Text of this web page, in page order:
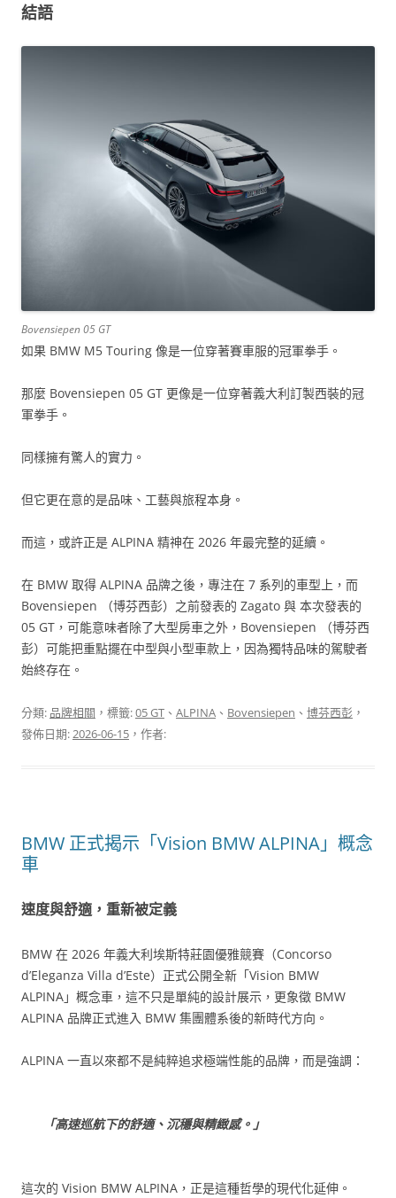
結語
Bovensiepen 05 GT
如果 BMW M5 Touring 像是一位穿著賽車服的冠軍拳手。
那麼 Bovensiepen 05 GT 更像是一位穿著義大利訂製西裝的冠
軍拳手。
同樣擁有驚人的實力。
但它更在意的是品味、工藝與旅程本身。
而這，或許正是 ALPINA 精神在 2026 年最完整的延續。
在 BMW 取得 ALPINA 品牌之後，專注在 7 系列的車型上，而
Bovensiepen （博芬西彭）之前發表的 Zagato 與 本次發表的
05 GT，可能意味者除了大型房車之外，Bovensiepen （博芬西
彭）可能把重點擺在中型與小型車款上，因為獨特品味的駕駛者
始終存在。
分類: 品牌相關 ，標籤:05 GT 、 ALPINA 、 Bovensiepen 、 博芬西彭 ，
發佈日期:2026-06-15 ，作者:
BMW 正式揭示「Vision BMW ALPINA」概念
車
速度與舒適，重新被定義
BMW 在 2026 年義大利埃斯特莊園優雅競賽（Concorso
d’Eleganza Villa d’Este）正式公開全新「Vision BMW
ALPINA」概念車，這不只是單純的設計展示，更象徵 BMW
ALPINA 品牌正式進入 BMW 集團體系後的新時代方向。
ALPINA 一直以來都不是純粹追求極端性能的品牌，而是強調：
「高速巡航下的舒適、沉穩與精緻感。」
這次的 Vision BMW ALPINA，正是這種哲學的現代化延伸。